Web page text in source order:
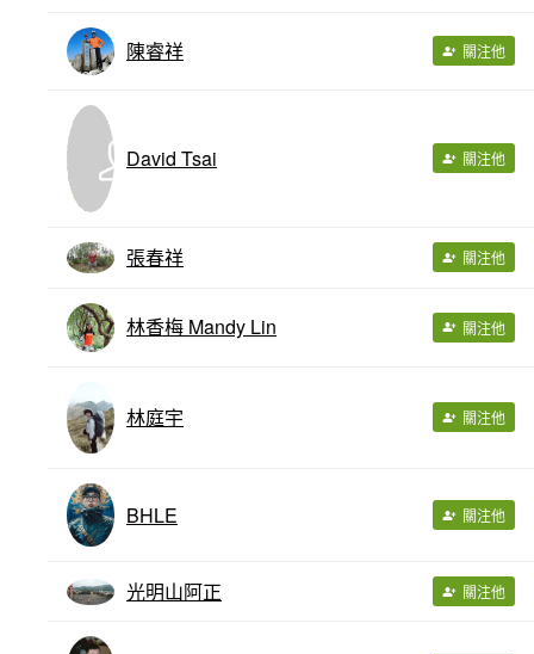
陳睿祥 關注他
David Tsai 關注他
張春祥 關注他
林香梅 Mandy Lin 關注他
林庭宇 關注他
BHLE 關注他
光明山阿正 關注他